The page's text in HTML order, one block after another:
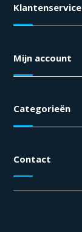
Klantenservice
Mijn account
Categorieën
Contact